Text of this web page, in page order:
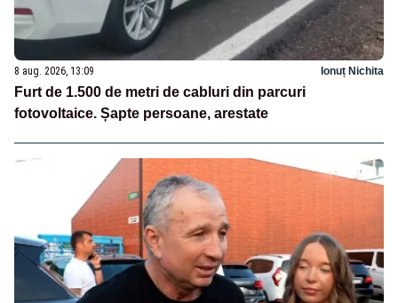
8 aug. 2026, 13:09 Ionuț Nichita
Furt de 1.500 de metri de cabluri din parcuri
fotovoltaice. Șapte persoane, arestate